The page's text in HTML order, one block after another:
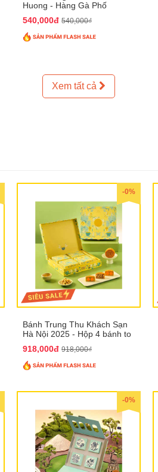
Huong - Hàng Gà Phố
540,000đ 540,000₫
Xem tất cả
-0%
Bánh Trung Thu Khách Sạn
Hà Nội 2025 - Hộp 4 bánh to
918,000đ 918,000₫
-0%